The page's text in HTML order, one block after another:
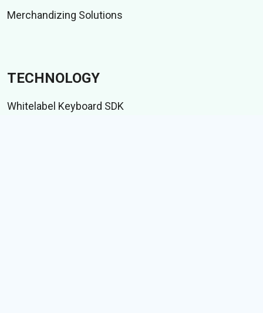
Merchandizing Solutions
TECHNOLOGY
Whitelabel Keyboard SDK